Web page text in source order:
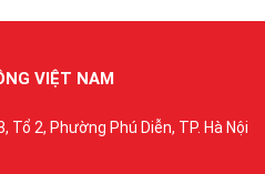
VIỆT NAM
2, Phường Phú Diễn, TP. Hà Nội